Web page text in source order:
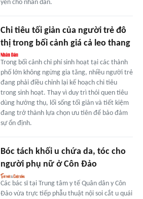
yên cho nhân dân.
Chi tiêu tối giản của người trẻ đô
thị trong bối cảnh giá cả leo thang
Trong bối cảnh chi phí sinh hoạt tại các thành
phố lớn không ngừng gia tăng, nhiều người trẻ
đang phải điều chỉnh lại kế hoạch chi tiêu
trong sinh hoạt. Thay vì duy trì thói quen tiêu
dùng hưởng thụ, lối sống tối giản và tiết kiệm
đang trở thành lựa chọn ưu tiên để bảo đảm
sự ổn định.
Bóc tách khối u chứa da, tóc cho
người phụ nữ ở Côn Đảo
Các bác sĩ tại Trung tâm y tế Quân dân y Côn
Đảo vừa trực tiếp phẫu thuật nội soi cắt u quái